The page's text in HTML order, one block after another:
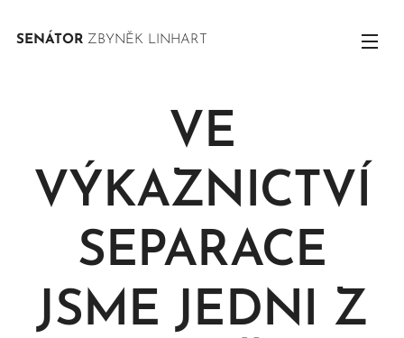
SENÁTOR ZBYNĚK LINHART
VE
VÝKAZNICTVÍ
SEPARACE
JSME JEDNI Z